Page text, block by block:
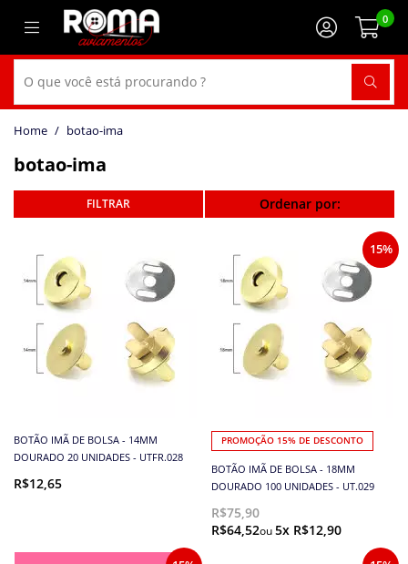
0
botao-ima
botao-ima
Ordenar por:
BOTÃO IMÃ DE BOLSA - 14MM
DOURADO 20 UNIDADES - UTFR.028
R$12,65
PROMOÇÃO 15% DE DESCONTO
BOTÃO IMÃ DE BOLSA - 18MM
DOURADO 100 UNIDADES - UT.029
R$75,90
R$64,52
5x R$12,90
15%